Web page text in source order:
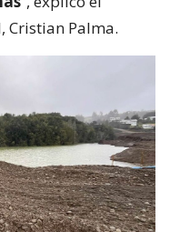
Cristian Palma.